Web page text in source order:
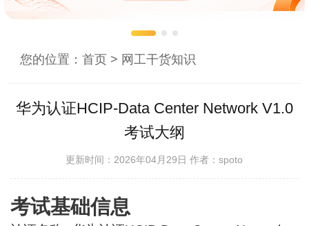
您的位置：首页 > 网工干货知识
华为认证HCIP-Data Center Network V1.0
考试大纲
更新时间：2026年04月29日作者：spoto
考试基础信息